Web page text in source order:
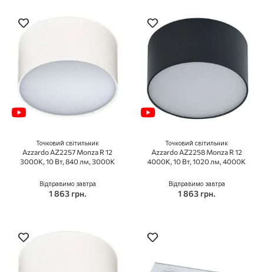
Точковий світильник
Azzardo AZ2257 Monza R 12
3000K, 10 Вт, 840 лм, 3000K
Відправимо завтра
1 863 грн.
Точковий світильник
Azzardo AZ2258 Monza R 12
4000K, 10 Вт, 1020 лм, 4000K
Відправимо завтра
1 863 грн.